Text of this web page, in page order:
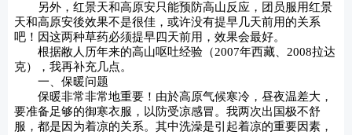
另外，红景天和高原安只能预防高山反应，团员服用红景
天和高原安後效果不是很佳，或许没有提早几天前用的关系
吧！因这两种草药必须提早四天前用，效果会最好。
根据敝人历年来的高山呕吐经验（2007年西藏、2008拉达
克），我再补充几点。
一、保暖问题
保暖非常非常地重要！由於高原气候寒冷，昼夜温差大，
要准备足够的御寒衣服，以防受凉感冒。我两次出国极不舒
服，都是因为着凉的关系。其中洗澡是引起着凉的重要因素，